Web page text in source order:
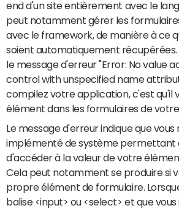
end d'un site entièrement avec le
peut notamment gérer les
avec le framework, de manière à ce
soient automatiquement récupérées.
le message d'erreur "Error: No value
control with unspecified name
compilez votre application, c'est qu'il
élément dans les formulaires de
Le message d'erreur indique que vous
implémenté de système permettant
d'accéder à la valeur de votre
Cela peut notamment se produire si
propre élément de formulaire.
balise <input> ou <select> et que